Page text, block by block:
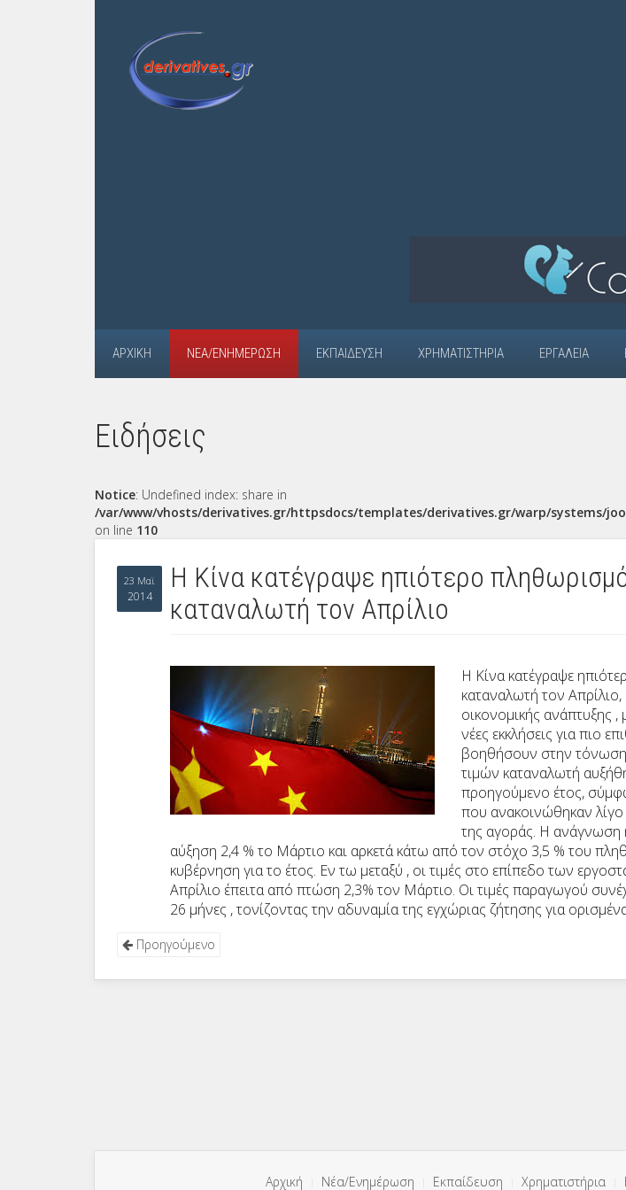
ΑΡΧΙΚΉ ΝΈΑ/ΕΝΗΜΈΡΩΣΗ ΕΚΠΑΊΔΕΥΣΗ ΧΡΗΜΑΤΙΣΤΉΡΙΑ ΕΡΓΑΛΕΊΑ
Ειδήσεις
Notice: Undefined index: share in
/var/www/vhosts/derivatives.gr/httpsdocs/templates/derivatives.gr/warp/systems/
on line 110
23 Μαϊ
2014
Η Κίνα κατέγραψε ηπιότερο
καταναλωτή τον Απρίλιο
Η Κίνα κατέγραψε
καταναλωτή τον
οικονομικής ανάπτυξης
νέες εκκλήσεις για πιο
βοηθήσουν στην τόνωση
τιμών καταναλωτή
προηγούμενο έτος,
που ανακοινώθηκαν
της αγοράς. Η ανάγνωση
αύξηση 2,4 % το Μάρτιο και αρκετά κάτω από τον στόχο 3,5 % του
κυβέρνηση για το έτος. Εν τω μεταξύ , οι τιμές στο επίπεδο των
Απρίλιο έπειτα από πτώση 2,3% τον Μάρτιο. Οι τιμές παραγωγού
26 μήνες , τονίζοντας την αδυναμία της εγχώριας ζήτησης για
Προηγούμενο
Αρχική Νέα/Ενημέρωση Εκπαίδευση Χρηματιστήρια